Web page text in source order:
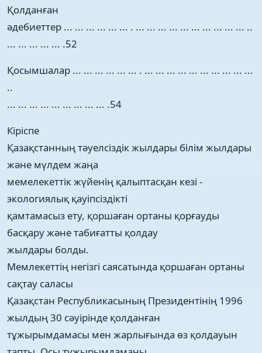
Қолданған
әдебиеттер ... ... ... ... ... ... . ... ... ... ... ... ... ... ... ... ... ..
... ... ... ... ... .52
Қосымшалар ... ... ... ... ... ... . ... ... ... ... ... ... ... ... ... ...
..
... ... ... ... ... ... ... ... ... .54
Кіріспе
Қазақстанның тәуелсіздік жылдары білім жылдары
және мүлдем жаңа
мемелекеттік жүйенің қалыптасқан кезі -
экологиялық қауіпсіздікті
қамтамасыз ету, қоршаған ортаны қорғауды
басқару және табиғатты қолдау
жылдары болды.
Мемлекеттің негізгі саясатында қоршаған ортаны
сақтау саласы
Қазақстан Республикасының Президентінің 1996
жылдың 30 сәуірінде қолданған
тұжырымдамасы мен жарлығында өз қолдауын